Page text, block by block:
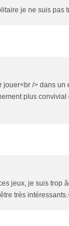
je ne suis pas
/> dans un
plus
jeux, je suis trop
très